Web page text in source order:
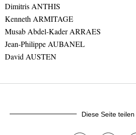
Dimitris ANTHIS
Kenneth ARMITAGE
Musab Abdel-Kader ARRAES
Jean-Philippe AUBANEL
David AUSTEN
Diese Seite teilen